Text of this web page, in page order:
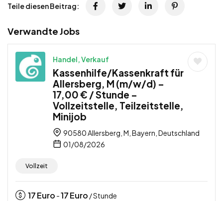
Teile diesen Beitrag:
Verwandte Jobs
Handel, Verkauf
Kassenhilfe/Kassenkraft für
Allersberg, M (m/w/d) –
17,00 € / Stunde –
Vollzeitstelle, Teilzeitstelle,
Minijob
90580 Allersberg, M, Bayern, Deutschland
01/08/2026
Vollzeit
17Euro -17Euro / Stunde